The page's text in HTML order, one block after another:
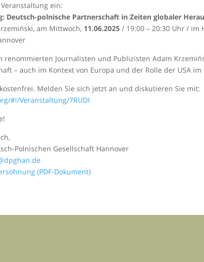
ein:
Deutsch-polnische Partnerschaft in Zeiten globaler
am Mittwoch, 11.06.2025 / 19:00 – 20:30 Uhr / im
renommierten Journalisten und Publizisten Adam
– auch im Kontext von Europa und der Rolle der USA
Melden Sie sich jetzt an und diskutieren Sie mit:
#!/Veranstaltung/7RUDI
Polnischen Gesellschaft Hannover
(PDF-Dokument)